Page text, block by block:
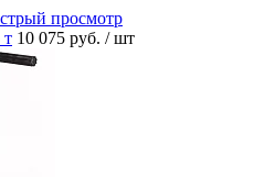
просмотр
т 10 075 руб. / шт